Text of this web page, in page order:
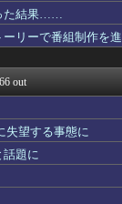
乃木りん...
クオリテ...
報
ザイク＠ネ...
【海外の反...
た結果……
リーで番組制作を進
out
失望する事態に
題に